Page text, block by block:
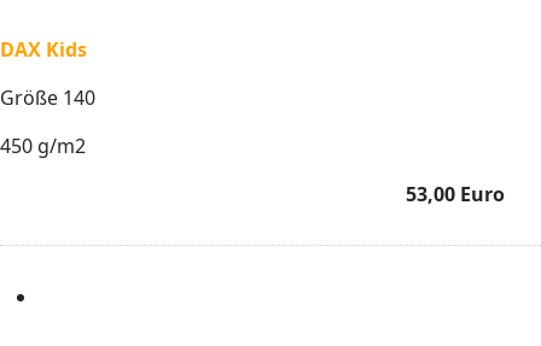
DAX Kids
Größe 140
450 g/m2
53,00 Euro